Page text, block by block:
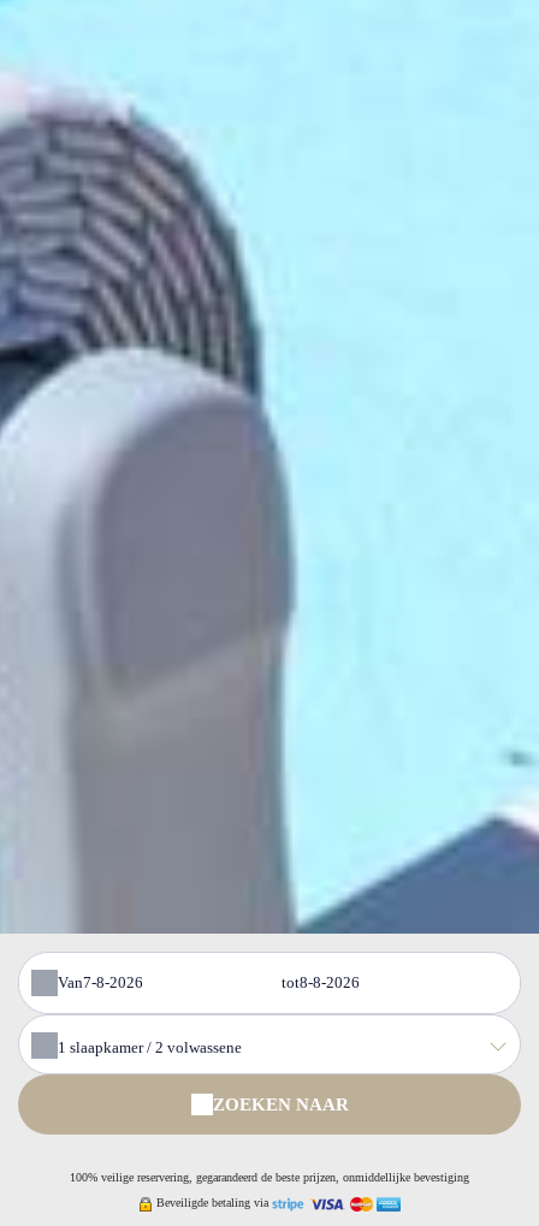
Van tot
1 slaapkamer / 2 volwassene
ZOEKEN NAAR
100% veilige reservering, gegarandeerd de beste prijzen, onmiddellijke bevestiging
Beveiligde betaling via